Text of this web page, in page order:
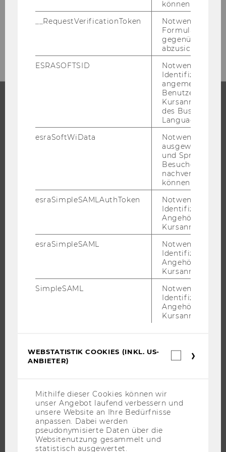
Mas­ter­stu­di­um fin­den Sie im Mas­ter­gui­de!
WARUM WU?
ANGEBOTE FÜR SCHULEN UND STUDIENINTERESSIERTE
IMPACT DER FORSCHUNG
FORSCHUNGSINFRASTRUKTUR
UNIVERSITÄT
können.
__RequestVerificationToken
Notwendig, um
gegenüber
abzusichern.
ESRASOFTSID
Notwendig zur
Identifizierung
angemeldeten
Benutzers im
des Business
Language
esraSoftWiData
Notwendig um
ausgewählte
und
Besuchers
nachverfolgen
können.
esraSimpleSAMLAuthToken
Notwendig zur
Identifizierung
Angehörige/r für
Kursanmeldung.
esraSimpleSAML
Notwendig zur
Identifizierung
Angehörige/r für
Kursanmeldung.
SimpleSAML
Notwendig zur
Identifizierung
Angehörige/r für
Kursanmeldung.
WEBSTATISTIK COOKIES (INKL. US-
ANBIETER)
Mithilfe dieser Cookies können wir
unser Angebot laufend verbessern und
unsere Website an Ihre Bedürfnisse
anpassen. Dabei werden
pseudonymisierte Daten über die
Websitenutzung gesammelt und
statistisch ausgewertet.